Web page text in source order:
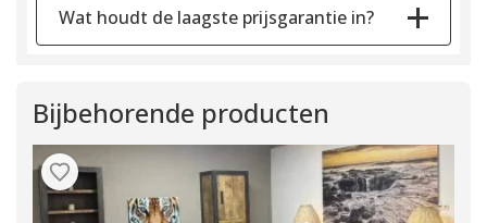
Wat houdt de laagste prijsgarantie in?
Bijbehorende producten